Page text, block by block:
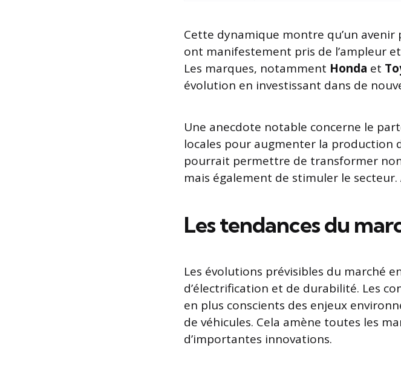
Cette dynamique montre qu’un avenir
ont manifestement pris de l’ampleur
Les marques, notamment Honda et
évolution en investissant dans de
Une anecdote notable concerne le
locales pour augmenter la production
pourrait permettre de transformer
mais également de stimuler le
Les tendances du
Les évolutions prévisibles du marché
d’électrification et de durabilité. Les
en plus conscients des enjeux
de véhicules. Cela amène toutes les
d’importantes innovations.